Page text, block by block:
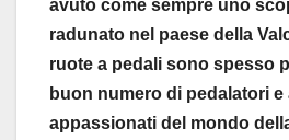
avuto come sempre uno
radunato nel paese della
ruote a pedali sono spesso
buon numero di pedalatori e
appassionati del mondo